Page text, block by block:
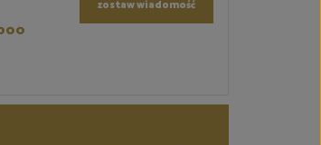
zostaw wiadomość